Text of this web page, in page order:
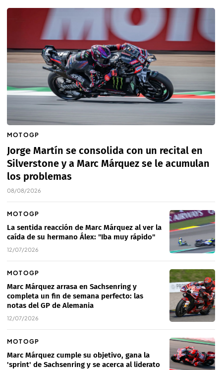
MOTOGP
Jorge Martín se consolida con un recital en
Silverstone y a Marc Márquez se le acumulan
los problemas
08/08/2026
MOTOGP
La sentida reacción de Marc Márquez al ver la
caída de su hermano Álex: "Iba muy rápido"
12/07/2026
MOTOGP
Marc Márquez arrasa en Sachsenring y
completa un fin de semana perfecto: las
notas del GP de Alemania
12/07/2026
MOTOGP
Marc Márquez cumple su objetivo, gana la
'sprint' de Sachsenring y se acerca al liderato